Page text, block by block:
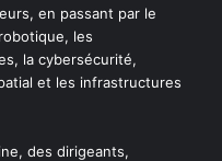
en passant par le
les
la cybersécurité,
et les infrastructures
des dirigeants,